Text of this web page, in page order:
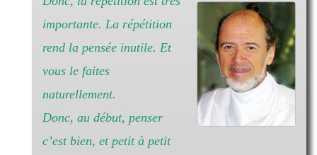
importante. La répétition
rend la pensée inutile. Et
vous le faites
naturellement.
Donc, au début, penser
c’est bien, et petit à petit